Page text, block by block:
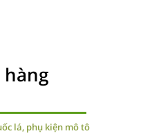
lá, phụ kiện mô tô